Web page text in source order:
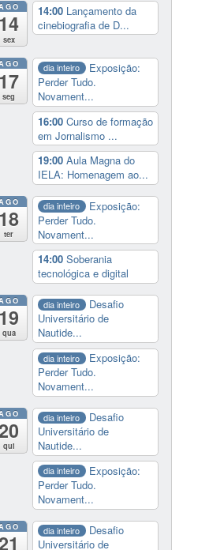
14
sex
14:00 Lançamento da
cinebiografia de D...
17
seg
dia inteiro
Exposição:
Perder Tudo.
Novament...
16:00 Curso de formação
em Jornalismo ...
19:00 Aula Magna do
IELA: Homenagem ao...
18
ter
dia inteiro
Exposição:
Perder Tudo.
Novament...
14:00 Soberania
tecnológica e digital
19
qua
dia inteiro
Desafio
Universitário de
Nautide...
dia inteiro
Exposição:
Perder Tudo.
Novament...
qui
dia inteiro
Desafio
Universitário de
Nautide...
dia inteiro
Exposição:
Perder Tudo.
Novament...
dia inteiro
Desafio
Universitário de